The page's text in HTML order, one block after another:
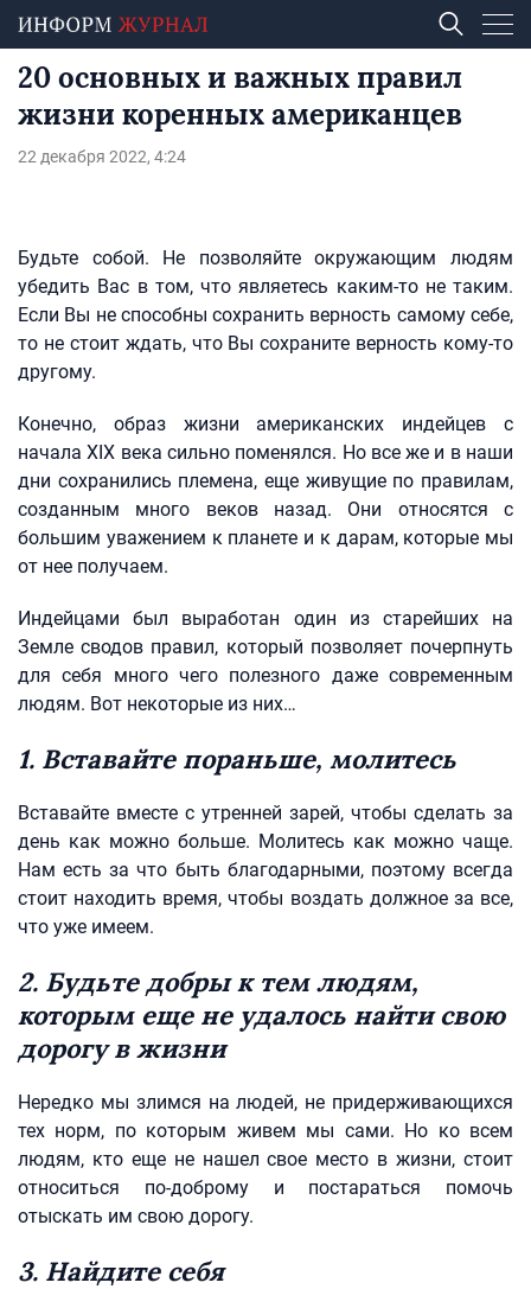
20 основных и важных правил
жизни коренных американцев
22 декабря 2022, 4:24
Будьте собой. Не позволяйте окружающим людям
убедить Вас в том, что являетесь каким-то не таким.
Если Вы не способны сохранить верность самому себе,
то не стоит ждать, что Вы сохраните верность кому-то
другому.
Конечно, образ жизни американских индейцев с
начала XIX века сильно поменялся. Но все же и в наши
дни сохранились племена, еще живущие по правилам,
созданным много веков назад. Они относятся с
большим уважением к планете и к дарам, которые мы
от нее получаем.
Индейцами был выработан один из старейших на
Земле сводов правил, который позволяет почерпнуть
для себя много чего полезного даже современным
людям. Вот некоторые из них…
1. Вставайте пораньше, молитесь
Вставайте вместе с утренней зарей, чтобы сделать за
день как можно больше. Молитесь как можно чаще.
Нам есть за что быть благодарными, поэтому всегда
стоит находить время, чтобы воздать должное за все,
что уже имеем.
2. Будьте добры к тем людям,
которым еще не удалось найти свою
дорогу в жизни
Нередко мы злимся на людей, не придерживающихся
тех норм, по которым живем мы сами. Но ко всем
людям, кто еще не нашел свое место в жизни, стоит
относиться по-доброму и постараться помочь
отыскать им свою дорогу.
3. Найдите себя